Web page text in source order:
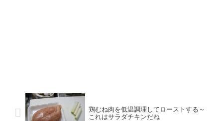
鶏むね肉を低温調理してローストする～
これはサラダチキンだね